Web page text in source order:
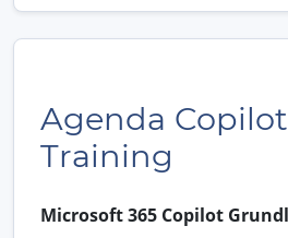
Agenda
Training
Microsoft 365 Copilot